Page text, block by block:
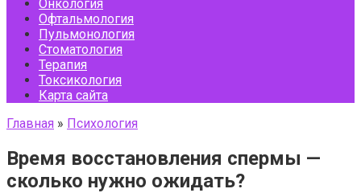
Онкология
Офтальмология
Пульмонология
Стоматология
Терапия
Токсикология
Карта сайта
Главная » Психология
Время восстановления спермы —
сколько нужно ожидать?